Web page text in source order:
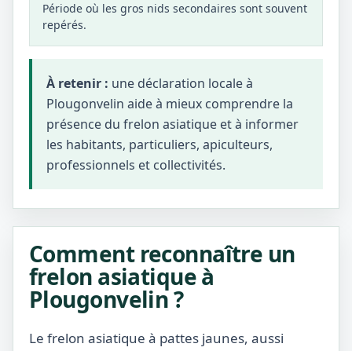
Période où les gros nids secondaires sont souvent
repérés.
À retenir : une déclaration locale à
Plougonvelin aide à mieux comprendre la
présence du frelon asiatique et à informer
les habitants, particuliers, apiculteurs,
professionnels et collectivités.
Comment reconnaître un
frelon asiatique à
Plougonvelin ?
Le frelon asiatique à pattes jaunes, aussi